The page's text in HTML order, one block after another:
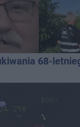
68-